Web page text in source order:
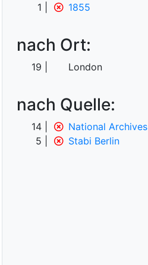
1
1855
nach Ort:
19 London
nach Quelle:
14
National Archives
5
Stabi Berlin